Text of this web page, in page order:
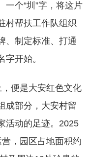
个“圳”字，将这片
村帮扶工作队组织
、制定标准、打通
开始。
便是大安红色文化
成部分，大安村留
动的足迹。 2025
，园区占地面积约